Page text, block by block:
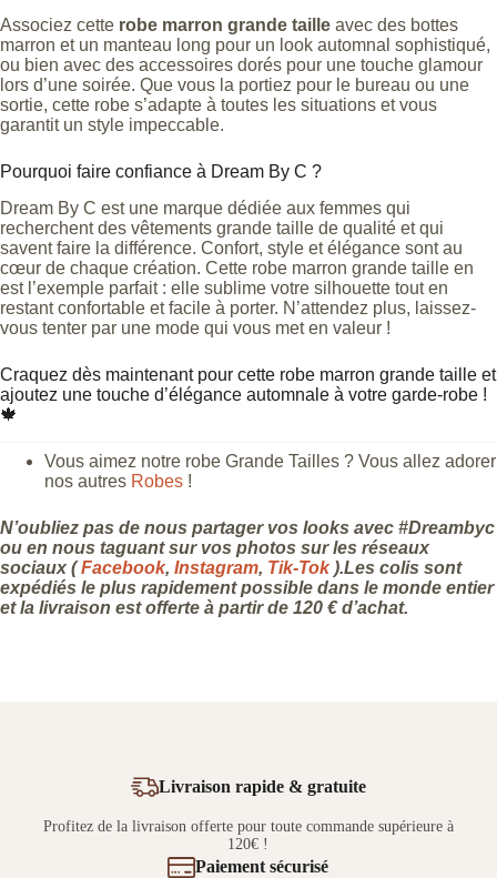
Associez cette robe marron grande taille avec des bottes
marron et un manteau long pour un look automnal sophistiqué,
ou bien avec des accessoires dorés pour une touche glamour
lors d’une soirée. Que vous la portiez pour le bureau ou une
sortie, cette robe s’adapte à toutes les situations et vous
garantit un style impeccable.
Pourquoi faire confiance à Dream By C ?
Dream By C est une marque dédiée aux femmes qui
recherchent des vêtements grande taille de qualité et qui
savent faire la différence. Confort, style et élégance sont au
cœur de chaque création. Cette robe marron grande taille en
est l’exemple parfait : elle sublime votre silhouette tout en
restant confortable et facile à porter. N’attendez plus, laissez-
vous tenter par une mode qui vous met en valeur !
Craquez dès maintenant pour cette robe marron grande taille et
ajoutez une touche d’élégance automnale à votre garde-robe !
🍁
Vous aimez notre robe Grande Tailles ? Vous allez adorer
nos autres Robes !
N’oubliez pas de nous partager vos looks avec #Dreambyc
ou en nous taguant sur vos photos sur les réseaux
sociaux (Facebook, Instagram, Tik-Tok).Les colis sont
expédiés le plus rapidement possible dans le monde entier
et la livraison est offerte à partir de 120 € d’achat.
Livraison rapide & gratuite
Profitez de la livraison offerte pour toute commande supérieure à
120€ !
Paiement sécurisé